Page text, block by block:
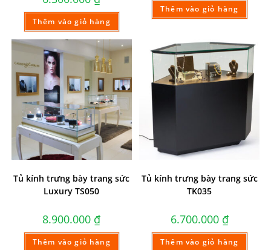
Thêm vào giỏ hàng
Thêm vào giỏ hàng
Tủ kính trưng bày trang sức
Luxury TS050
8.900.000 ₫
Thêm vào giỏ hàng
Tủ kính trưng bày trang sức
TK035
6.700.000 ₫
Thêm vào giỏ hàng